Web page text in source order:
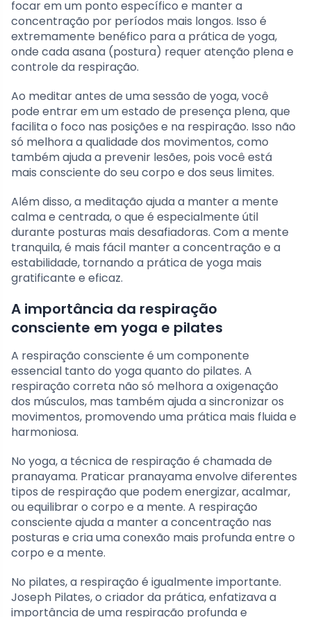
focar em um ponto específico e manter a
concentração por períodos mais longos. Isso é
extremamente benéfico para a prática de yoga,
onde cada asana (postura) requer atenção plena e
controle da respiração.
Ao meditar antes de uma sessão de yoga, você
pode entrar em um estado de presença plena, que
facilita o foco nas posições e na respiração. Isso não
só melhora a qualidade dos movimentos, como
também ajuda a prevenir lesões, pois você está
mais consciente do seu corpo e dos seus limites.
Além disso, a meditação ajuda a manter a mente
calma e centrada, o que é especialmente útil
durante posturas mais desafiadoras. Com a mente
tranquila, é mais fácil manter a concentração e a
estabilidade, tornando a prática de yoga mais
gratificante e eficaz.
A importância da respiração
consciente em yoga e pilates
A respiração consciente é um componente
essencial tanto do yoga quanto do pilates. A
respiração correta não só melhora a oxigenação
dos músculos, mas também ajuda a sincronizar os
movimentos, promovendo uma prática mais fluida e
harmoniosa.
No yoga, a técnica de respiração é chamada de
pranayama. Praticar pranayama envolve diferentes
tipos de respiração que podem energizar, acalmar,
ou equilibrar o corpo e a mente. A respiração
consciente ajuda a manter a concentração nas
posturas e cria uma conexão mais profunda entre o
corpo e a mente.
No pilates, a respiração é igualmente importante.
Joseph Pilates, o criador da prática, enfatizava a
importância de uma respiração profunda e